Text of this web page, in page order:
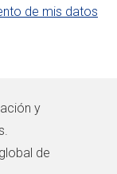
de mis datos
y
de